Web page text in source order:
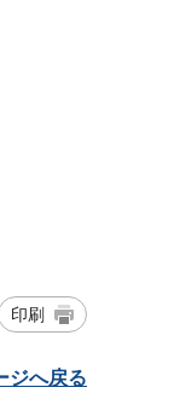
印刷
ジへ戻る